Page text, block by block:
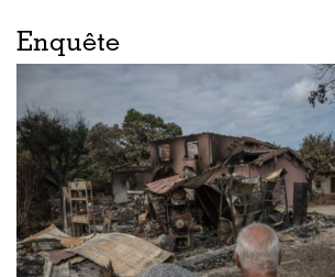
Enquête